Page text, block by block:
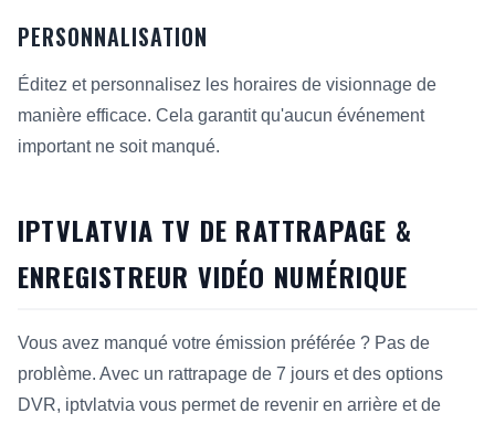
PERSONNALISATION
Éditez et personnalisez les horaires de visionnage de
manière efficace. Cela garantit qu'aucun événement
important ne soit manqué.
IPTVLATVIA TV DE RATTRAPAGE &
ENREGISTREUR VIDÉO NUMÉRIQUE
Vous avez manqué votre émission préférée ? Pas de
problème. Avec un rattrapage de 7 jours et des options
DVR, iptvlatvia vous permet de revenir en arrière et de